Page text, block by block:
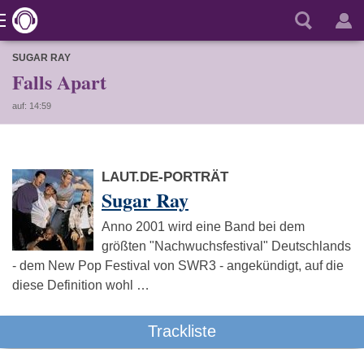
SUGAR RAY
Falls Apart
auf: 14:59
LAUT.DE-PORTRÄT
Sugar Ray
Anno 2001 wird eine Band bei dem
größten "Nachwuchsfestival" Deutschlands
- dem New Pop Festival von SWR3 - angekündigt, auf die
diese Definition wohl …
Trackliste